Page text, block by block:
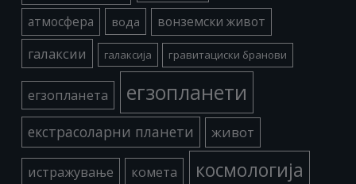
атмосфера вода вонземски живот
галаксии галаксија гравитациски бранови
егзопланета егзопланети
екстрасоларни планети живот
истражување комета космологија